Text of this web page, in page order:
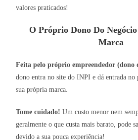
valores praticados!
O Próprio Dono Do
Marca
Feita pelo próprio empreendedor (dono
dono entra no site do INPI e dá entrada no
sua própria marca.
Tome cuidado! Um custo menor nem
geralmente o que custa mais barato, pode
devido a sua pouca experiência!